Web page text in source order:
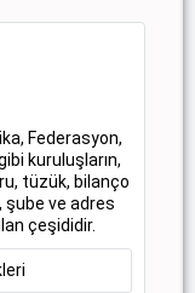
Federasyon,
kuruluşların,
tüzük, bilanço
şube ve adres
çeşididir.